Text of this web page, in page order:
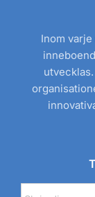
Inom
E-